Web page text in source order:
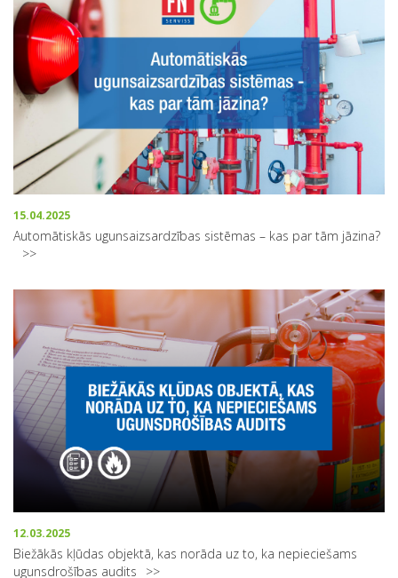
15.04.2025
Automātiskās ugunsaizsardzības sistēmas – kas par tām jāzina?
12.03.2025
Biežākās kļūdas objektā, kas norāda uz to, ka nepieciešams
ugunsdrošības audits